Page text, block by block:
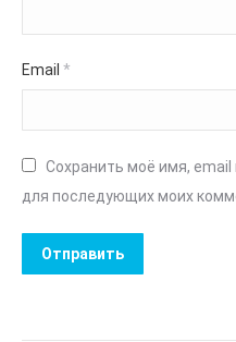
Email *
Сохранить моё имя, email
для последующих моих